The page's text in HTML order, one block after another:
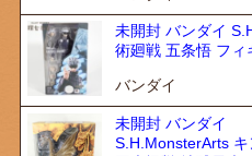
未開封 バンダイ
術廻戦 五条悟 フィ
バンダイ
未開封 バンダイ
S.H.MonsterArts キ